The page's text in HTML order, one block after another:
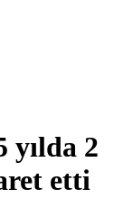
yılda 2
etti